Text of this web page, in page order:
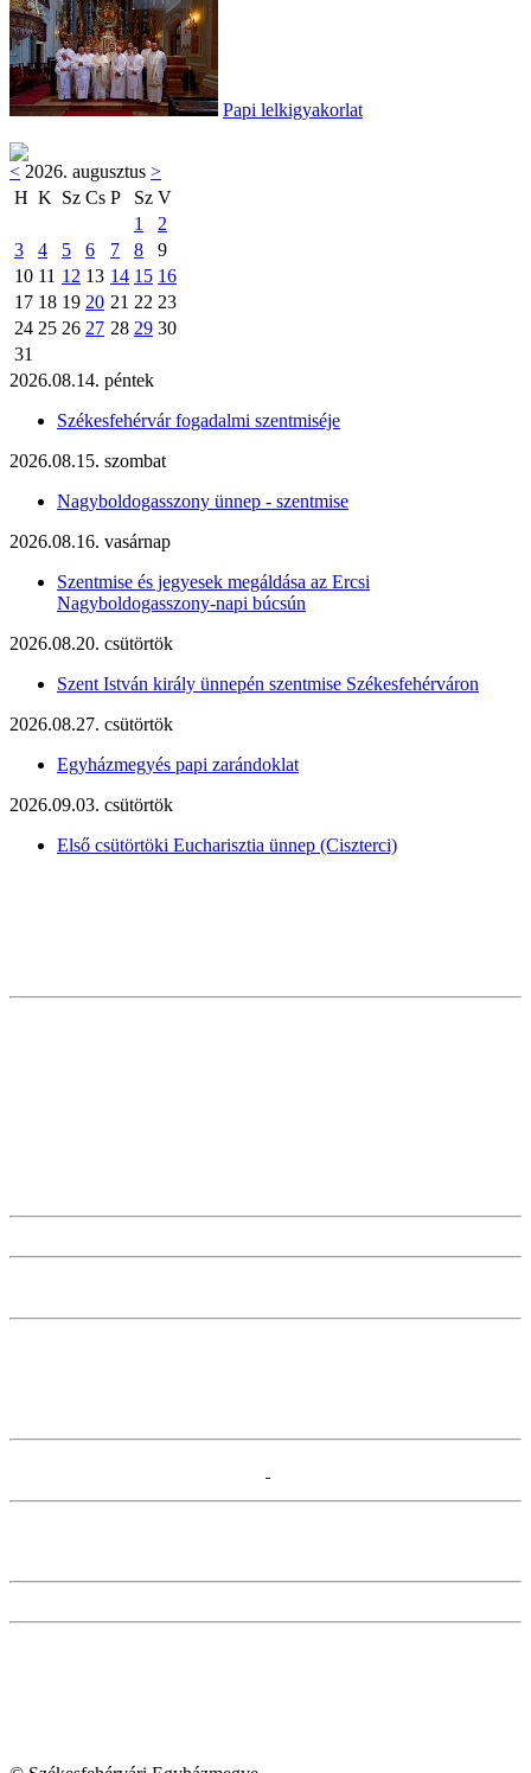
Papi lelkigyakorlat
< 2026. augusztus >
H K Sz Cs P Sz V
1
2
3
4 5 6 7 8
9
10 11 12 13 14 15 16
17 18 19 20 21 22 23
24 25 26 27 28 29 30
31
2026.08.14. péntek
Székesfehérvár fogadalmi szentmiséje
2026.08.15. szombat
Nagyboldogasszony ünnep - szentmise
2026.08.16. vasárnap
Szentmise és jegyesek megáldása az Ercsi
Nagyboldogasszony-napi búcsún
2026.08.20. csütörtök
Szent István király ünnepén szentmise Székesfehérváron
2026.08.27. csütörtök
Egyházmegyés papi zarándoklat
2026.09.03. csütörtök
Első csütörtöki Eucharisztia ünnep (Ciszterci)